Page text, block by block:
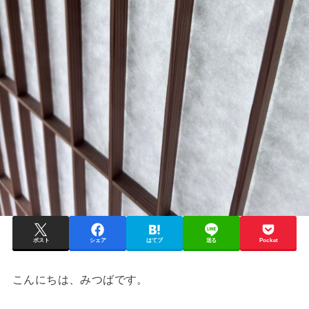
ポスト シェア はてブ 送る Pocket
こんにちは、みつばです。